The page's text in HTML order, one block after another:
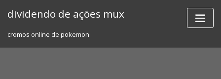
dividendo de ações mux
cromos online de pokemon